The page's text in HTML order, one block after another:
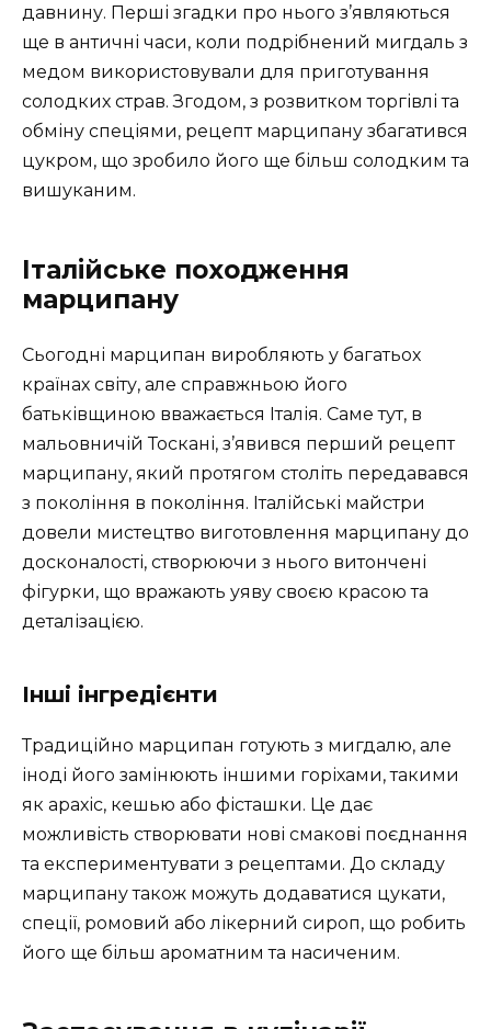
давнину. Перші згадки про нього з’являються
ще в античні часи, коли подрібнений мигдаль з
медом використовували для приготування
солодких страв. Згодом, з розвитком торгівлі та
обміну спеціями, рецепт марципану збагатився
цукром, що зробило його ще більш солодким та
вишуканим.
Італійське походження
марципану
Сьогодні марципан виробляють у багатьох
країнах світу, але справжньою його
батьківщиною вважається Італія. Саме тут, в
мальовничій Тоскані, з’явився перший рецепт
марципану, який протягом століть передавався
з покоління в покоління. Італійські майстри
довели мистецтво виготовлення марципану до
досконалості, створюючи з нього витончені
фігурки, що вражають уяву своєю красою та
деталізацією.
Інші інгредієнти
Традиційно марципан готують з мигдалю, але
іноді його замінюють іншими горіхами, такими
як арахіс, кешью або фісташки. Це дає
можливість створювати нові смакові поєднання
та експериментувати з рецептами. До складу
марципану також можуть додаватися цукати,
спеції, ромовий або лікерний сироп, що робить
його ще більш ароматним та насиченим.